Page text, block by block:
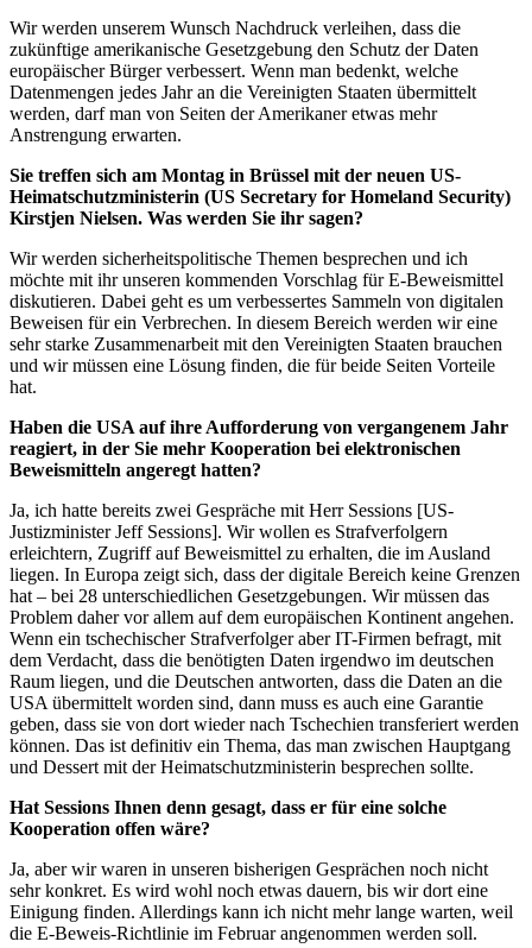
Wir werden unserem Wunsch Nachdruck verleihen, dass die
zukünftige amerikanische Gesetzgebung den Schutz der Daten
europäischer Bürger verbessert. Wenn man bedenkt, welche
Datenmengen jedes Jahr an die Vereinigten Staaten übermittelt
werden, darf man von Seiten der Amerikaner etwas mehr
Anstrengung erwarten.
Sie treffen sich am Montag in Brüssel mit der neuen US-
Heimatschutzministerin (US Secretary for Homeland Security)
Kirstjen Nielsen. Was werden Sie ihr sagen?
Wir werden sicherheitspolitische Themen besprechen und ich
möchte mit ihr unseren kommenden Vorschlag für E-Beweismittel
diskutieren. Dabei geht es um verbessertes Sammeln von digitalen
Beweisen für ein Verbrechen. In diesem Bereich werden wir eine
sehr starke Zusammenarbeit mit den Vereinigten Staaten brauchen
und wir müssen eine Lösung finden, die für beide Seiten Vorteile
hat.
Haben die USA auf ihre Aufforderung von vergangenem Jahr
reagiert, in der Sie mehr Kooperation bei elektronischen
Beweismitteln angeregt hatten?
Ja, ich hatte bereits zwei Gespräche mit Herr Sessions [US-
Justizminister Jeff Sessions]. Wir wollen es Strafverfolgern
erleichtern, Zugriff auf Beweismittel zu erhalten, die im Ausland
liegen. In Europa zeigt sich, dass der digitale Bereich keine Grenzen
hat – bei 28 unterschiedlichen Gesetzgebungen. Wir müssen das
Problem daher vor allem auf dem europäischen Kontinent angehen.
Wenn ein tschechischer Strafverfolger aber IT-Firmen befragt, mit
dem Verdacht, dass die benötigten Daten irgendwo im deutschen
Raum liegen, und die Deutschen antworten, dass die Daten an die
USA übermittelt worden sind, dann muss es auch eine Garantie
geben, dass sie von dort wieder nach Tschechien transferiert werden
können. Das ist definitiv ein Thema, das man zwischen Hauptgang
und Dessert mit der Heimatschutzministerin besprechen sollte.
Hat Sessions Ihnen denn gesagt, dass er für eine solche
Kooperation offen wäre?
Ja, aber wir waren in unseren bisherigen Gesprächen noch nicht
sehr konkret. Es wird wohl noch etwas dauern, bis wir dort eine
Einigung finden. Allerdings kann ich nicht mehr lange warten, weil
die E-Beweis-Richtlinie im Februar angenommen werden soll.